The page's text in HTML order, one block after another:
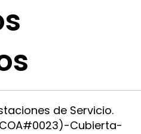
de Servicio.
Cubierta-